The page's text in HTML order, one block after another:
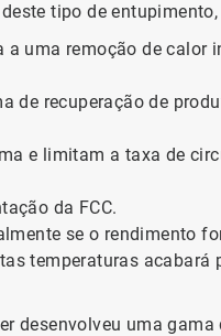
tipo de
uma remoção de
recuperação de
e limitam a taxa de
da FCC.
se o rendimento
temperaturas acabará
uma